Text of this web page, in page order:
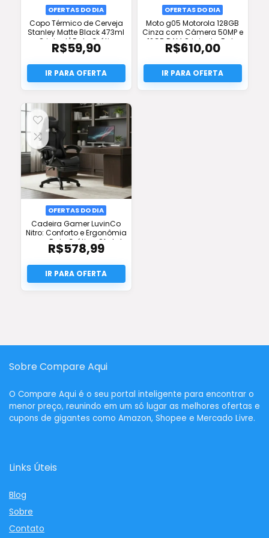
OFERTAS DO DIA
Copo Térmico de Cerveja
Stanley Matte Black 473ml
Original | Frete Grátis
R$59,90
OFERTAS DO DIA
Moto g05 Motorola 128GB
Cinza com Câmera 50MP e
12GB RAM Original – Frete
Grátis
R$610,00
OFERTAS DO DIA
Cadeira Gamer LuvinCo
Nitro: Conforto e Ergonômia
com Frete Grátis e Oferta!
R$578,99
Sobre Compare Aqui
O Compare Aqui é o seu portal inteligente para encontrar o
menor preço, reunindo em um só lugar as melhores ofertas e
cupons de gigantes como Amazon, Shopee e Mercado Livre.
Links Úteis
Blog
Sobre
Contato